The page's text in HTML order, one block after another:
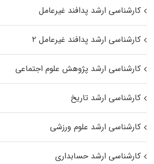
کارشناسی ارشد پدافند غیرعامل
کارشناسی ارشد پدافند غیرعامل ۲
کارشناسی ارشد پژوهش علوم اجتماعی
کارشناسی ارشد تاریخ
کارشناسی ارشد علوم ورزشی
کارشناسی ارشد حسابداری